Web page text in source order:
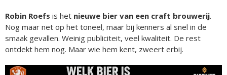
Robin Roefs is het nieuwe bier van een craft brouwerij.
Nog maar net op het toneel, maar bij kenners al snel in de
smaak gevallen. Weinig publiciteit, veel kwaliteit. De rest
ontdekt hem nog. Maar wie hem kent, zweert erbij.